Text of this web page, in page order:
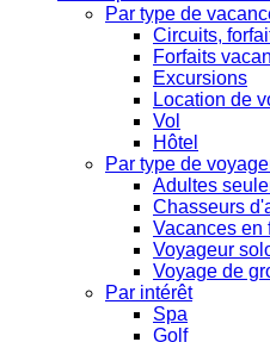
Par type de
Circuits,
Forfaits
Excursions
Location de
Vol
Hôtel
Par type de
Adultes
Chasseurs
Vacances en
Voyageur
Voyage de
Par intérêt
Spa
Golf